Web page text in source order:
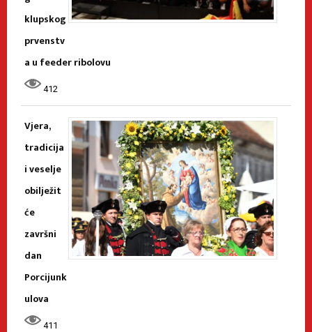
klupskog
prvenstv
a u feeder ribolovu
412
Vjera,
tradicija
i veselje
obilježit
će
završni
dan
Porcijunk
ulova
411